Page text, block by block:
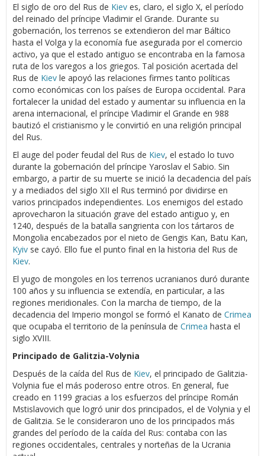
El siglo de oro del Rus de Kiev es, claro, el siglo X, el período
del reinado del príncipe Vladimir el Grande. Durante su
gobernación, los terrenos se extendieron del mar Báltico
hasta el Volga y la economía fue asegurada por el comercio
activo, ya que el estado antiguo se encontraba en la famosa
ruta de los varegos a los griegos. Tal posición acertada del
Rus de Kiev le apoyó las relaciones firmes tanto políticas
como económicas con los países de Europa occidental. Para
fortalecer la unidad del estado y aumentar su influencia en la
arena internacional, el príncipe Vladimir el Grande en 988
bautizó el cristianismo y le convirtió en una religión principal
del Rus.
El auge del poder feudal del Rus de Kiev, el estado lo tuvo
durante la gobernación del príncipe Yaroslav el Sabio. Sin
embargo, a partir de su muerte se inició la decadencia del país
y a mediados del siglo XII el Rus terminó por dividirse en
varios principados independientes. Los enemigos del estado
aprovecharon la situación grave del estado antiguo y, en
1240, después de la batalla sangrienta con los tártaros de
Mongolia encabezados por el nieto de Gengis Kan, Batu Kan,
Kyiv se cayó. Ello fue el punto final en la historia del Rus de
Kiev.
El yugo de mongoles en los terrenos ucranianos duró durante
100 años y su influencia se extendía, en particular, a las
regiones meridionales. Con la marcha de tiempo, de la
decadencia del Imperio mongol se formó el Kanato de Crimea
que ocupaba el territorio de la península de Crimea hasta el
siglo XVIII.
Principado de Galitzia-Volynia
Después de la caída del Rus de Kiev, el principado de Galitzia-
Volynia fue el más poderoso entre otros. En general, fue
creado en 1199 gracias a los esfuerzos del príncipe Román
Mstislavovich que logró unir dos principados, el de Volynia y el
de Galitzia. Se le consideraron uno de los principados más
grandes del período de la caída del Rus: contaba con las
regiones occidentales, centrales y norteñas de la Ucrania